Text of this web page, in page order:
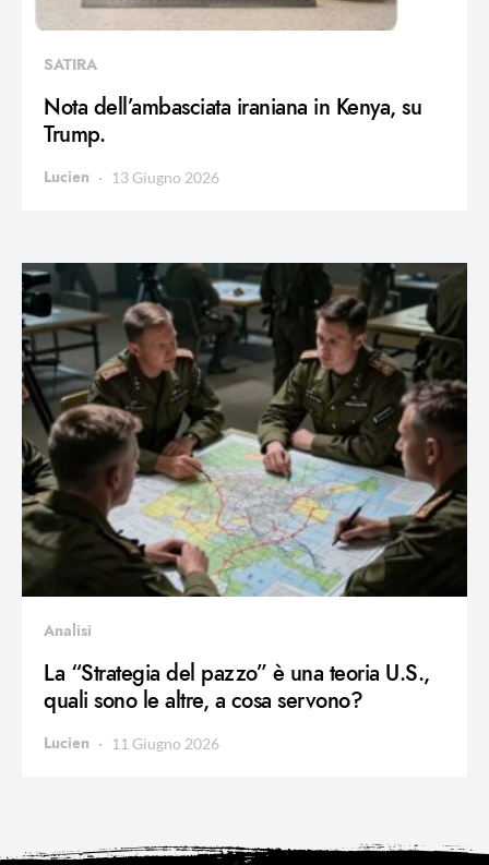
SATIRA
Nota dell’ambasciata iraniana in Kenya, su
Trump.
Lucien 13 Giugno 2026
Analisi
La “Strategia del pazzo” è una teoria U.S.,
quali sono le altre, a cosa servono?
Lucien 11 Giugno 2026